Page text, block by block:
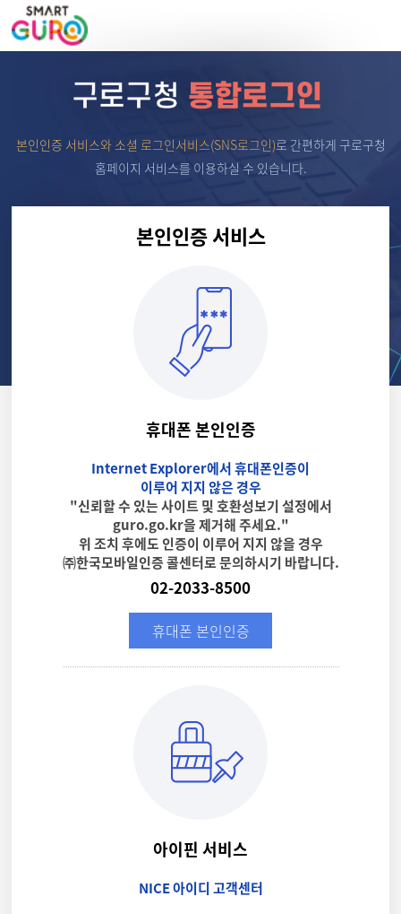
본인인증 서비스와 소셜 로그인서비스(SNS로그인)로 간편하게 구로구청
홈페이지 서비스를 이용하실 수 있습니다.
본인인증 서비스
휴대폰 본인인증
Internet Explorer에서 휴대폰인증이
이루어 지지 않은 경우
"신뢰할 수 있는 사이트 및 호환성보기 설정에서
guro.go.kr을 제거해 주세요."
위 조치 후에도 인증이 이루어 지지 않을 경우
㈜한국모바일인증 콜센터로 문의하시기 바랍니다.
02-2033-8500
휴대폰 본인인증
아이핀 서비스
NICE 아이디 고객센터